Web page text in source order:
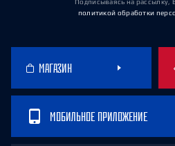
Подписываясь на рассылку,
политикой обработки
МАГАЗИН
МОБИЛЬНОЕ ПРИЛОЖЕНИЕ